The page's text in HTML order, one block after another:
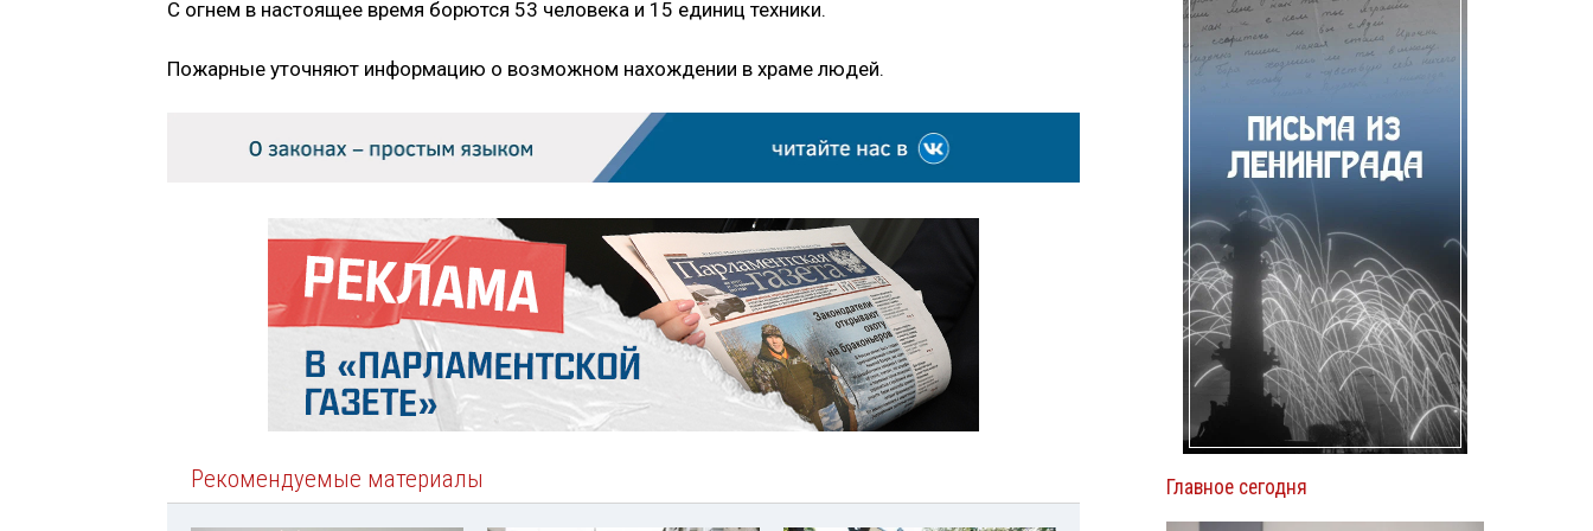
С огнем в настоящее время борются 53 человека и 15 единиц техники.
Пожарные уточняют информацию о возможном нахождении в храме людей.
Рекомендуемые материалы Главное сегодня